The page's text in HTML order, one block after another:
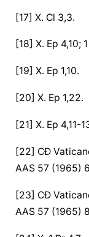
[17] X. Cl 3,3.
[18] X. Ep 4,10;
[19] X. Ep 1,10.
[20] X. Ep 1,22.
[21] X. Ep 4,11-
[22] CĐ
AAS 57 (1965)
[23] CĐ
AAS 57 (1965)